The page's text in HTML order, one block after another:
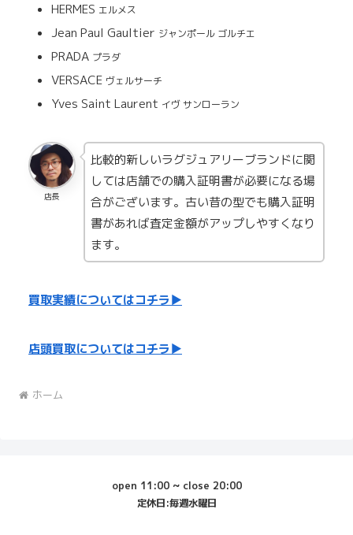
HERMES エルメス
Jean Paul Gaultier ジャンポール ゴルチエ
PRADA プラダ
VERSACE ヴェルサーチ
Yves Saint Laurent イヴ サンローラン
店長
比較的新しいラグジュアリーブランドに関
しては店舗での購入証明書が必要になる場
合がございます。古い昔の型でも購入証明
書があれば査定金額がアップしやすくなり
ます。
買取実績についてはコチラ▶
店頭買取についてはコチラ▶
ホーム
open 11:00 ~ close 20:00
定休日:毎週水曜日